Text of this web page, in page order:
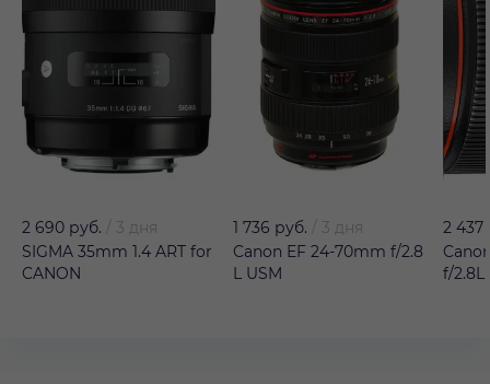
2 690 руб.
3 дня
SIGMA 35mm 1.4 ART for
CANON
1 736 руб.
3 дня
Canon EF 24-70mm f/2.8
L USM
2 437
f/2.8L